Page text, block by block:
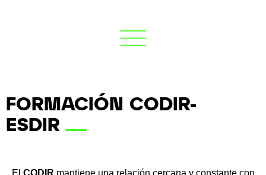
FORMACIÓN CODIR-
ESDIR
El CODIR mantiene una relación cercana y constante con